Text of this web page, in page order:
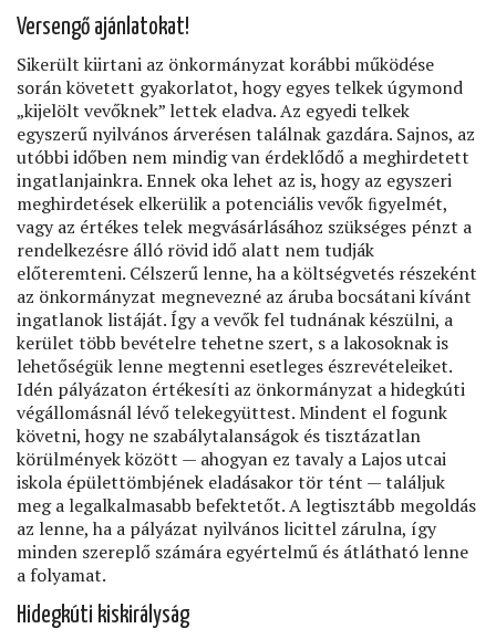
Versengő ajánlatokat!
Sikerült kiirtani az önkormányzat korábbi működése
során követett gyakorlatot, hogy egyes telkek úgymond
„kijelölt vevőknek” lettek eladva. Az egyedi telkek
egyszerű nyilvános árverésen találnak gazdára. Sajnos, az
utóbbi időben nem mindig van érdeklődő a meghirdetett
ingatlanjainkra. Ennek oka lehet az is, hogy az egyszeri
meghirdetések elkerülik a potenciális vevők ﬁgyelmét,
vagy az értékes telek megvásárlásához szükséges pénzt a
rendelkezésre álló rövid idő alatt nem tudják
előteremteni. Célszerű lenne, ha a költségvetés részeként
az önkormányzat megnevezné az áruba bocsátani kívánt
ingatlanok listáját. Így a vevők fel tudnának készülni, a
kerület több bevételre tehetne szert, s a lakosoknak is
lehetőségük lenne megtenni esetleges észrevételeiket.
Idén pályázaton értékesíti az önkormányzat a hidegkúti
végállomásnál lévő telekegyüttest. Mindent el fogunk
követni, hogy ne szabálytalanságok és tisztázatlan
körülmények között — ahogyan ez tavaly a Lajos utcai
iskola épülettömbjének eladásakor tör tént — találjuk
meg a legalkalmasabb befektetőt. A legtisztább megoldás
az lenne, ha a pályázat nyilvános licittel zárulna, így
minden szereplő számára egyértelmű és átlátható lenne
a folyamat.
Hidegkúti kiskirályság